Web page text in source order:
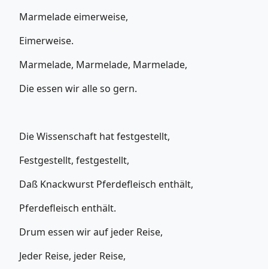
Marmelade eimerweise,
Eimerweise.
Marmelade, Marmelade, Marmelade,
Die essen wir alle so gern.
Die Wissenschaft hat festgestellt,
Festgestellt, festgestellt,
Daß Knackwurst Pferdefleisch enthält,
Pferdefleisch enthält.
Drum essen wir auf jeder Reise,
Jeder Reise, jeder Reise,